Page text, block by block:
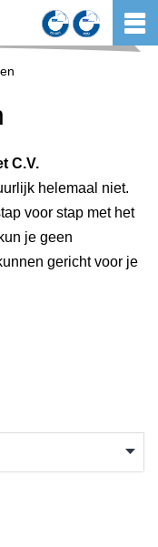
C.V.
helemaal niet.
voor stap met het
je geen
gericht voor je